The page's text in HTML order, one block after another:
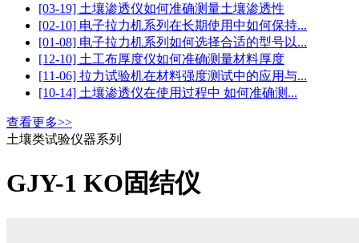
[03-19] 土壤渗透仪如何准确测量土壤渗透性
[02-10] 电子拉力机系列在长期使用中如何保持...
[01-08] 电子拉力机系列如何选择合适的型号以...
[12-10] 土工布厚度仪如何准确测量材料厚度
[11-06] 拉力试验机在材料强度测试中的应用与...
[10-14] 土壤渗透仪在使用过程中 如何准确测...
查看更多>>
土壤类试验仪器系列
GJY-1 KO固结仪